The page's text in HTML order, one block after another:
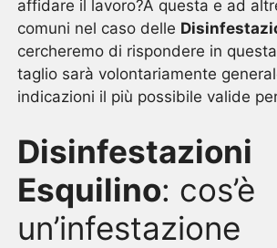
affidare il lavoro?A questa e ad
comuni nel caso delle
cercheremo di rispondere in
taglio sarà volontariamente
indicazioni il più possibile valide
Disinfestazioni
Esquilino: cos’è
un’infestazione